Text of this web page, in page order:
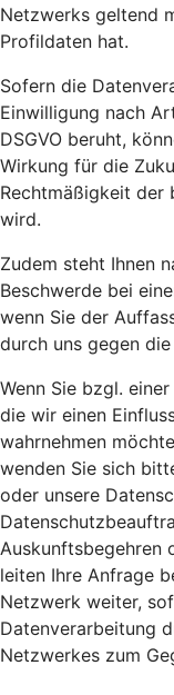
Netzwerks geltend
Profildaten hat.
Sofern die
Einwilligung nach
DSGVO beruht,
Wirkung für die
Rechtmäßigkeit der
wird.
Zudem steht Ihnen
Beschwerde bei
wenn Sie der
durch uns gegen
Wenn Sie bzgl.
die wir einen
wahrnehmen
wenden Sie sich
oder unsere
Auskunftsbegehren
leiten Ihre Anfrage
Netzwerk weiter,
Datenverarbeitung
Netzwerkes zum